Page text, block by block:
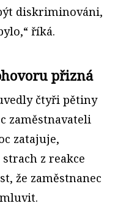
diskriminováni,
říká.
přizná
čtyři pětiny
zaměstnavateli
zatajuje,
z reakce
že zaměstnanec